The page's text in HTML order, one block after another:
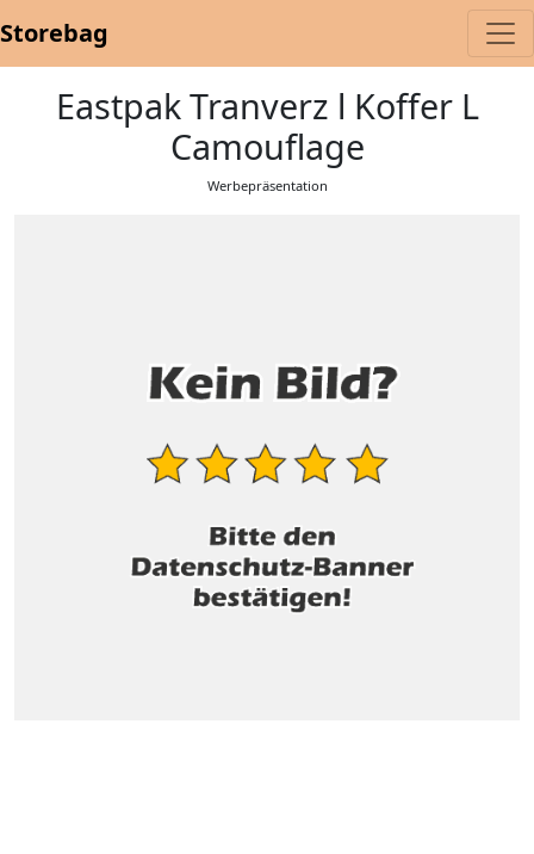
Storebag
Eastpak Tranverz l Koffer L
Camouflage
Werbepräsentation